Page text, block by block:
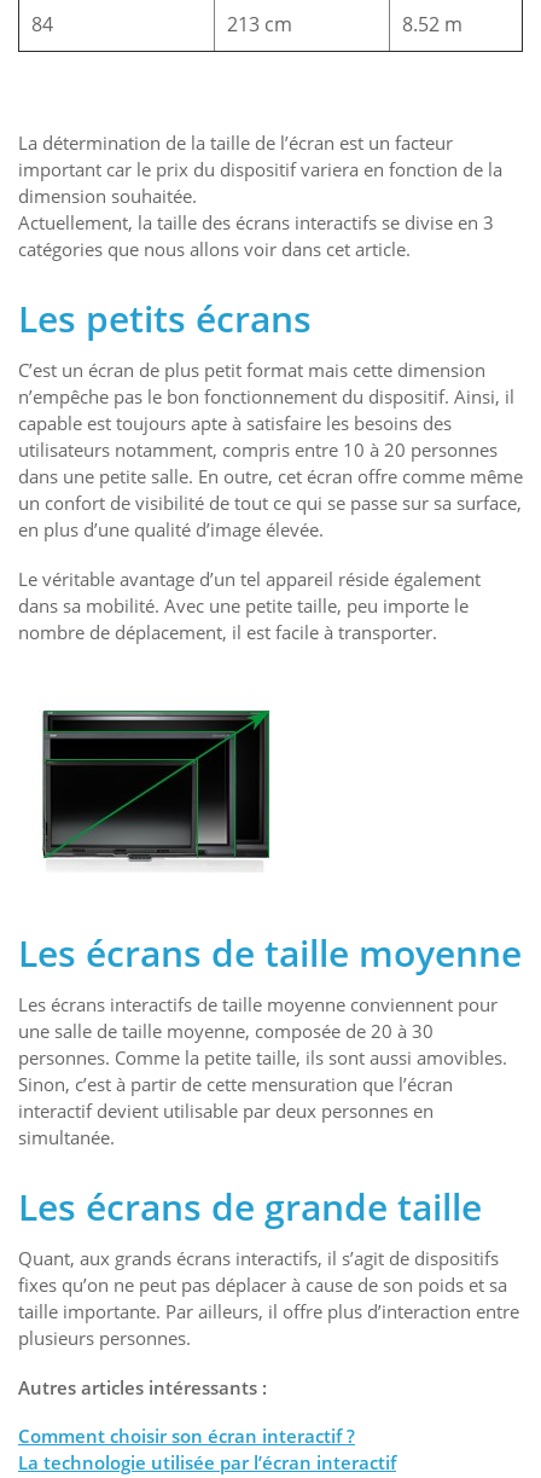
84 213 cm 8.52 m
La détermination de la taille de l’écran est un facteur
important car le prix du dispositif variera en fonction de la
dimension souhaitée.
Actuellement, la taille des écrans interactifs se divise en 3
catégories que nous allons voir dans cet article.
Les petits écrans
C’est un écran de plus petit format mais cette dimension
n’empêche pas le bon fonctionnement du dispositif. Ainsi, il
capable est toujours apte à satisfaire les besoins des
utilisateurs notamment, compris entre 10 à 20 personnes
dans une petite salle. En outre, cet écran offre comme même
un confort de visibilité de tout ce qui se passe sur sa surface,
en plus d’une qualité d’image élevée.
Le véritable avantage d’un tel appareil réside également
dans sa mobilité. Avec une petite taille, peu importe le
nombre de déplacement, il est facile à transporter.
Les écrans de taille moyenne
Les écrans interactifs de taille moyenne conviennent pour
une salle de taille moyenne, composée de 20 à 30
personnes. Comme la petite taille, ils sont aussi amovibles.
Sinon, c’est à partir de cette mensuration que l’écran
interactif devient utilisable par deux personnes en
simultanée.
Les écrans de grande taille
Quant, aux grands écrans interactifs, il s’agit de dispositifs
fixes qu’on ne peut pas déplacer à cause de son poids et sa
taille importante. Par ailleurs, il offre plus d’interaction entre
plusieurs personnes.
Autres articles intéressants :
Comment choisir son écran interactif ?
La technologie utilisée par l’écran interactif